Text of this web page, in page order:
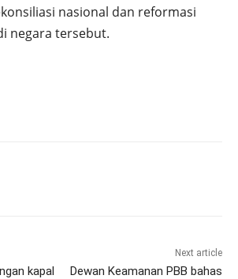
nasional dan reformasi
negara tersebut.
kapal
Next article
Dewan Keamanan PBB bahas